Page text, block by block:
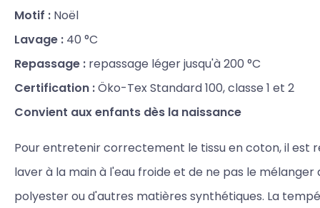
Motif : Noël
Lavage : 40 °C
Repassage : repassage léger jusqu'à 200 °C
Certification :Öko-Tex Standard 100, classe 1 et 2
Convient aux enfants dès la naissance
Pour entretenir correctement le tissu en coton, il est
laver à la main à l'eau froide et de ne pas le
polyester ou d'autres matières synthétiques. La